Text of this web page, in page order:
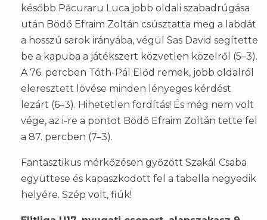
később Păcuraru Luca jobb oldali szabadrúgása
után Bödő Efraim Zoltán csúsztatta meg a labdát
a hosszú sarok irányába, végül Sas David segítette
be a kapuba a játékszert közvetlen közelről (5–3).
A 76. percben Tóth-Pál Előd remek, jobb oldalról
eleresztett lövése minden lényeges kérdést
lezárt (6–3). Hihetetlen fordítás! És még nem volt
vége, az i-re a pontot Bödő Efraim Zoltán tette fel
a 87. percben (7–3).
Fantasztikus mérkőzésen győzött Szakál Csaba
együttese és kapaszkodott fel a tabella negyedik
helyére. Szép volt, fiúk!